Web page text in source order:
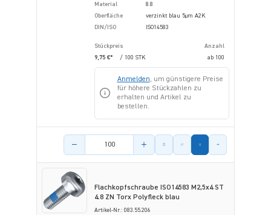
Material
8.8
Oberfläche
verzinkt blau 5µm A2K
DIN/ISO
ISO14583
Stückpreis
Anzahl
9,75 €*
/ 100 STK ab 100
Anmelden, um günstigere Preise
für höhere Stückzahlen zu
erhalten und Artikel zu
bestellen.
Menge des Artikels
Flachkopfschraube ISO14583 M2,5x4 ST
4.8 ZN Torx Polyfleck blau
Artikel-Nr.: 083.55.206